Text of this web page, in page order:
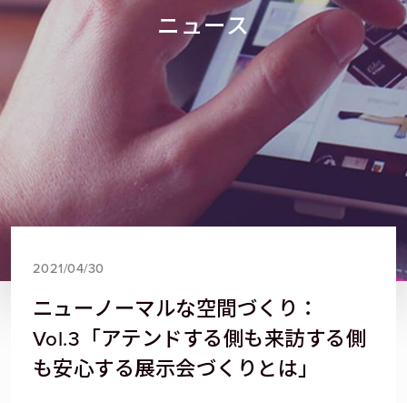
ニュース
2021/04/30
ニューノーマルな空間づくり：
Vol.3「アテンドする側も来訪する側
も安心する展示会づくりとは」